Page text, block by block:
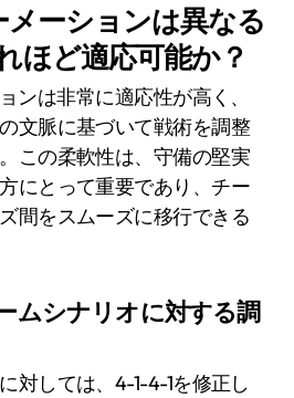
ーションは異なる
ほど適応可能か？
ンは非常に適応性が高く、
文脈に基づいて戦術を調整
この柔軟性は、守備の堅実
にとって重要であり、チー
間をスムーズに移行できる
ムシナリオに対する調
対しては、4-1-4-1を修正し